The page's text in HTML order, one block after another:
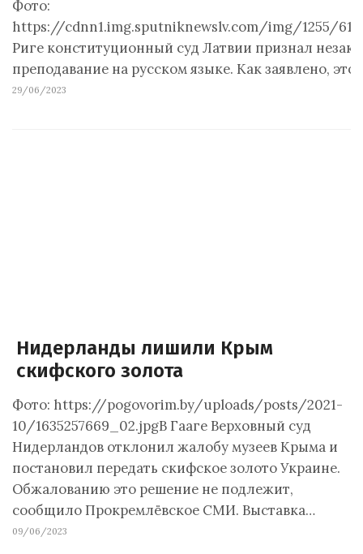
Фото:
https://cdnn1.img.sputniknewslv.com/img/1255/61/
Риге конституционный суд Латвии признал
преподавание на русском языке. Как заявлено,
29/06/2023
Нидерланды лишили Крым
скифского золота
Фото: https://pogovorim.by/uploads/posts/2021-
10/1635257669_02.jpgВ Гааге Верховный суд
Нидерландов отклонил жалобу музеев Крыма и
постановил передать скифское золото Украине.
Обжалованию это решение не подлежит,
сообщило Прокремлёвское СМИ. Выставка…
09/06/2023